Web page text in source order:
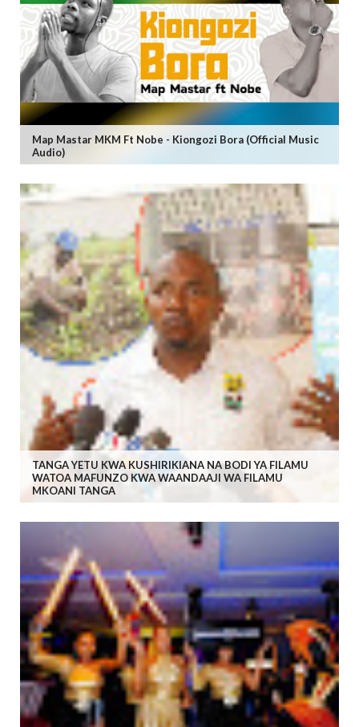
Map Mastar MKM Ft Nobe - Kiongozi Bora (Official Music
Audio)
TANGA YETU KWA KUSHIRIKIANA NA BODI YA FILAMU
WATOA MAFUNZO KWA WAANDAAJI WA FILAMU
MKOANI TANGA